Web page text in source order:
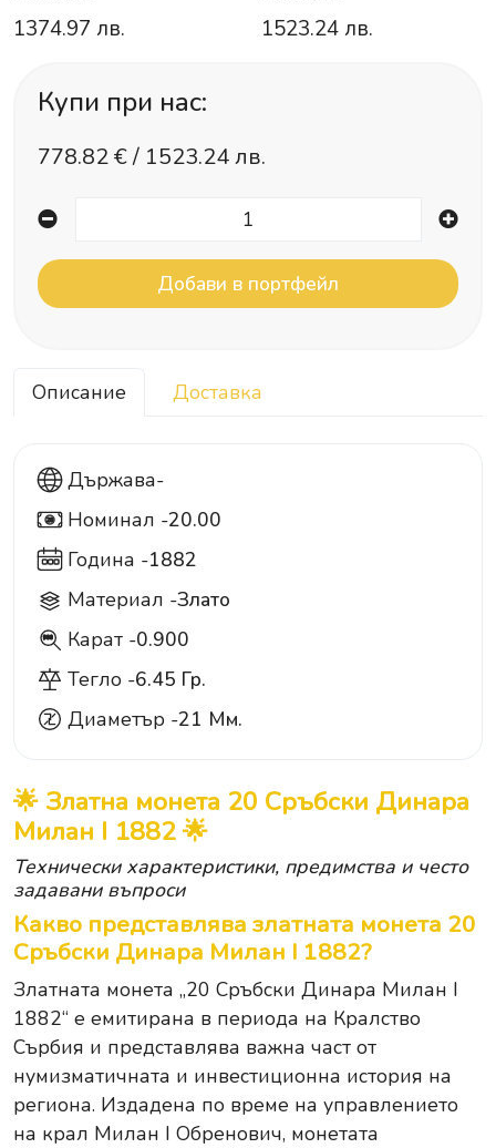
1374.97 лв.
1523.24 лв.
Купи при нас:
778.82€ / 1523.24 лв.
Описание Доставка
Държава-
20 Номинал -20.00
Година -1882
Материал -Злато
900 Карат -0.900
Тегло -6.45 Гр.
Диаметър -21 Мм.
🌟 Златна монета 20 Сръбски Динара
Милан I 1882 🌟
Технически характеристики, предимства и често
задавани въпроси
Какво представлява златната монета 20
Сръбски Динара Милан I 1882?
Златната монета „20 Сръбски Динара Милан I
1882“ е емитирана в периода на Кралство
Сърбия и представлява важна част от
нумизматичната и инвестиционна история на
региона. Издадена по време на управлението
на крал Милан I Обренович, монетата